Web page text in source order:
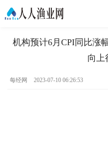
机构预计6月CPI同比涨
向上
每经网 2023-07-10 06:26:53